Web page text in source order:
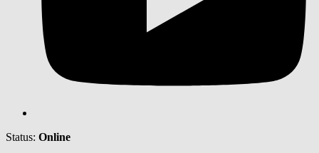
Status: Online